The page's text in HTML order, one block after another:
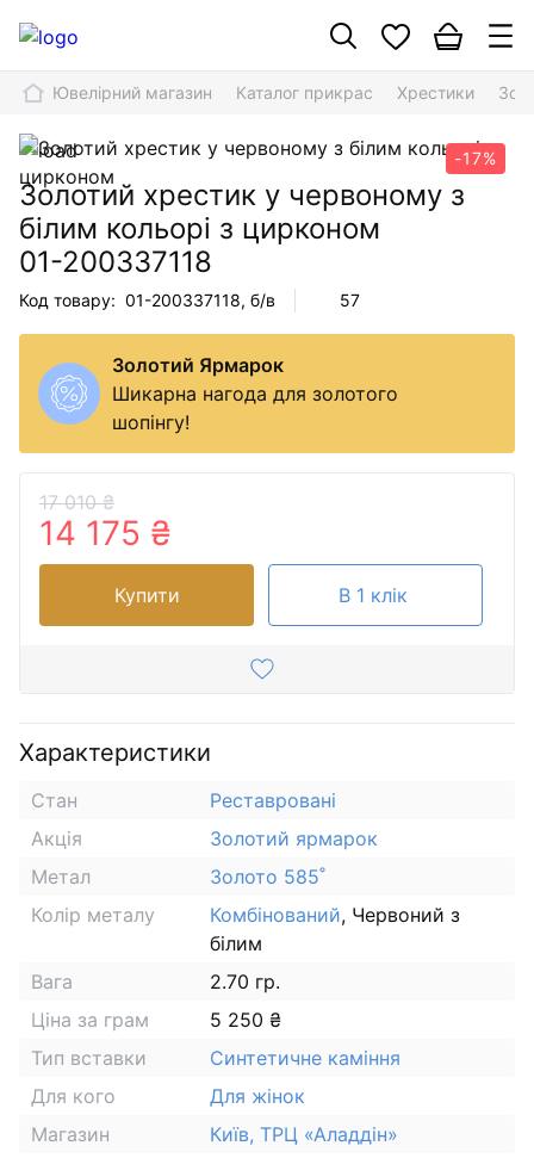
Ювелірний магазин Каталог прикрас Хрестики
-17%
Золотий хрестик у червоному з
білим кольорі з цирконом
01-200337118
Код товару: 01-200337118, б/в 57
Золотий Ярмарок
Шикарна нагода для золотого
шопінгу!
17 010 ₴
14 175 ₴
Купити В 1 клік
Характеристики
Стан
Реставровані
Акція
Золотий ярмарок
Метал
Золото 585˚
Колір металу
Комбінований, Червоний з
білим
Вага
2.70 гр.
Ціна за грам
5 250 ₴
Тип вставки
Синтетичне каміння
Для кого
Для жінок
Магазин
Київ, ТРЦ «Аладдін»